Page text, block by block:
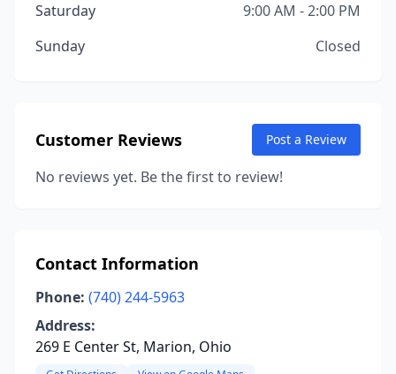
Saturday
9:00 AM - 2:00 PM
Sunday
Closed
Customer Reviews Post a Review
No reviews yet. Be the first to review!
Contact Information
Phone: (740) 244-5963
Address:
269 E Center St, Marion, Ohio